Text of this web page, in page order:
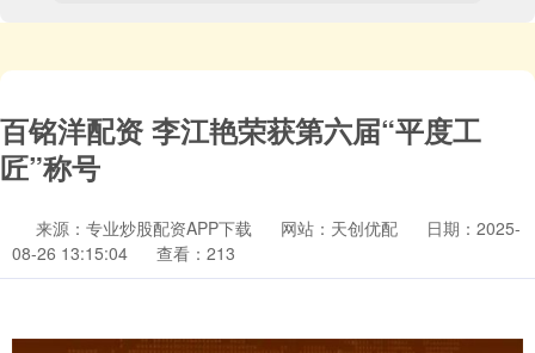
百铭洋配资 李江艳荣获第六届“平度工
匠”称号
来源：专业炒股配资APP下载 网站：天创优配
日期：2025-
08-26 13:15:04
查看：213